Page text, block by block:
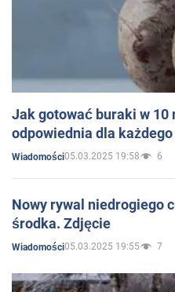
Jak gotować buraki w 10
odpowiednia dla każdego
Wiadomości05.03.2025 19:58 6
Nowy rywal niedrogiego
środka. Zdjęcie
Wiadomości05.03.2025 19:55 7